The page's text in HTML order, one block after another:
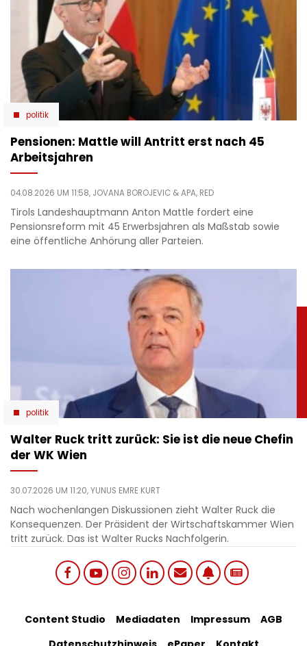
politik
Pensionen: Mattle will Antritt erst nach 45
Arbeitsjahren
04.08.2026 UM 11:58, JOVANA BOROJEVIC & APA, RED
Tirols Landeshauptmann Anton Mattle fordert eine
Pensionsreform mit 45 Erwerbsjahren als Maßstab sowie
eine öffentliche Anhörung aller Parteien.
politik
Walter Ruck tritt zurück: Sie ist die neue Chefin
der WK Wien
30.07.2026 UM 11:20,YUNUS EMRE KURT
Nach wochenlangen Diskussionen zieht Walter Ruck die
Konsequenzen. Der Präsident der Wirtschaftskammer Wien
tritt zurück. Das ist Walter Rucks Nachfolgerin.
links
Footer
Content Studio Mediadaten Impressum
AGB